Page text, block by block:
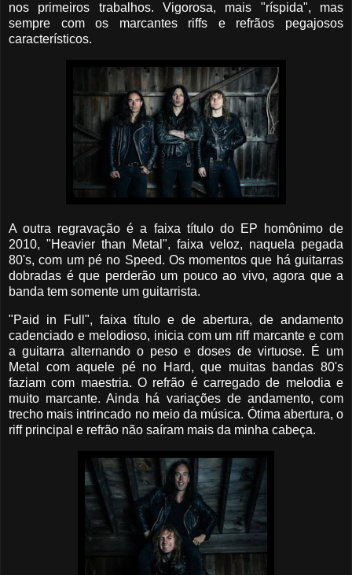
nos primeiros trabalhos. Vigorosa, mais "ríspida", mas
sempre com os marcantes riffs e refrãos pegajosos
característicos.
A outra regravação é a faixa título do EP homônimo de
2010, "Heavier than Metal", faixa veloz, naquela pegada
80's, com um pé no Speed. Os momentos que há guitarras
dobradas é que perderão um pouco ao vivo, agora que a
banda tem somente um guitarrista.
"Paid in Full", faixa título e de abertura, de andamento
cadenciado e melodioso, inicia com um riff marcante e com
a guitarra alternando o peso e doses de virtuose. É um
Metal com aquele pé no Hard, que muitas bandas 80's
faziam com maestria. O refrão é carregado de melodia e
muito marcante. Ainda há variações de andamento, com
trecho mais intrincado no meio da música. Ótima abertura, o
riff principal e refrão não saíram mais da minha cabeça.